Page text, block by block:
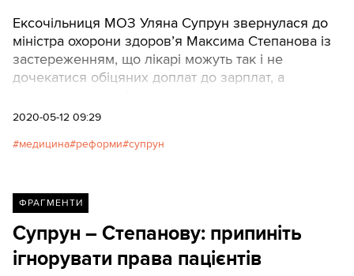
Ексочільниця МОЗ Уляна Супрун звернулася до
міністра охорони здоров’я Максима Степанова із
застереженням, що лікарі можуть так і не
дочекатися обіцяних доплат до зарплат, а
негативних наслідків.
2020-05-12 09:29
медицина реформи супрун
ФРАГМЕНТИ
Супрун – Степанову: припиніть
ігнорувати права пацієнтів